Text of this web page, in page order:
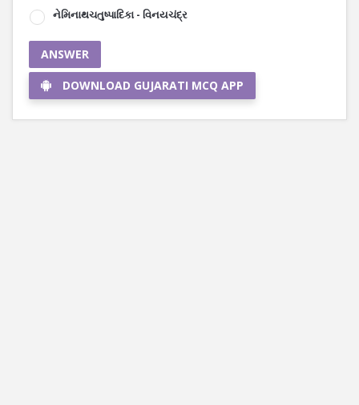
નેમિનાથચતુષ્પાદિકા - વિનયચંદ્ર
ANSWER
DOWNLOAD GUJARATI MCQ APP